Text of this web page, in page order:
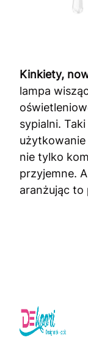
Kinkiety,
lampa
sypialni.
nie tylko
przyjemne.
aranżując to